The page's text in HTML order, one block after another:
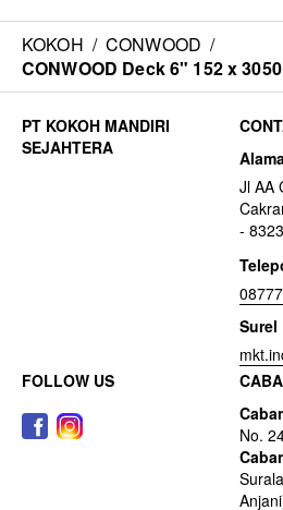
KOKOH / CONWOOD /
CONWOOD Deck 6" 152 x
Jl AA
-
Surel
FOLLOW US